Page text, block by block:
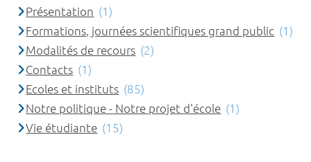
Présentation (1)
Formations, journées scientifiques grand public (1)
Modalités de recours (2)
Contacts (1)
Ecoles et instituts (85)
Notre politique - Notre projet d'école (1)
Vie étudiante (15)